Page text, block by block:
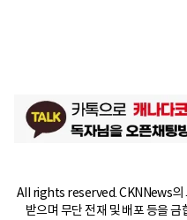
All rights reserved. CKNNews의
받으며 무단 전재 및 배포 등을